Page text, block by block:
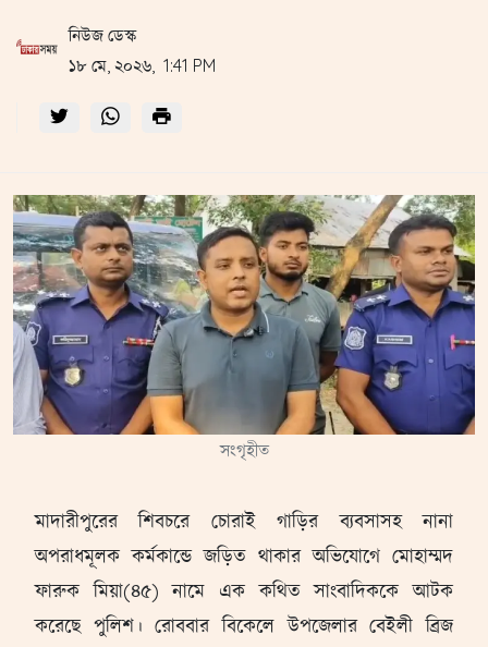
নিউজ ডেস্ক
১৮ মে, ২০২৬, 1:41 PM
সংগৃহীত
মাদারীপুরের শিবচরে চোরাই গাড়ির ব্যবসাসহ নানা
অপরাধমূলক কর্মকান্ডে জড়িত থাকার অভিযোগে মোহাম্মদ
ফারুক মিয়া(৪৫) নামে এক কথিত সাংবাদিককে আটক
করেছে পুলিশ। রোববার বিকেলে উপজেলার বেইলী ব্রিজ